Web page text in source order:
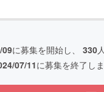
09に募集を開始し、 330
07/11に募集を終了し